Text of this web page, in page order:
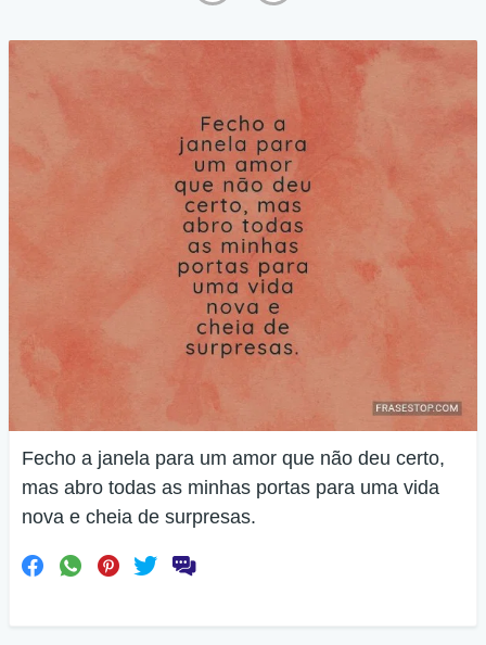
Fecho a janela para um amor que não deu certo,
mas abro todas as minhas portas para uma vida
nova e cheia de surpresas.